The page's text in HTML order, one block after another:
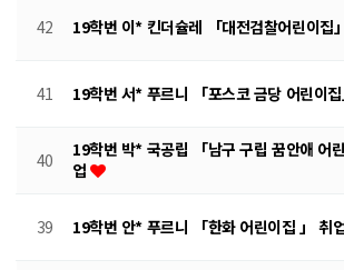
42 19학번 이* 킨더슐레 「대전검찰어린이집
41 19학번 서* 푸르니 「포스코 금당 어린이
40
19학번 박* 국공립 「남구 구립 꿈안애 어
업
39 19학번 안* 푸르니 「한화 어린이집 」 취